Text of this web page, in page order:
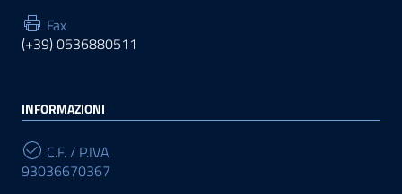
Fax
(+39) 0536880511
INFORMAZIONI
C.F. / P.IVA
93036670367